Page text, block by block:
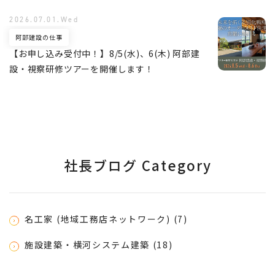
【お申し込み受付中！】8/5(水)、6(木) 阿部建
設・視察研修ツアーを開催します！
阿部建設の仕事
2026.07.01.Wed
社長ブログ Category
名工家 (地域工務店ネットワーク) (7)
施設建築・横河システム建築 (18)